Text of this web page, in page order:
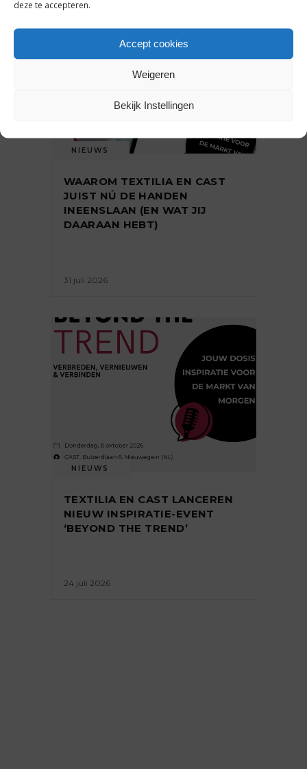
deze te accepteren.
Accept cookies
Weigeren
Bekijk Instellingen
NIEUWS
WAAROM TEXTILIA EN CAST
JUIST NÚ DE HANDEN
INEENSLAAN (EN WAT JIJ
DAARAAN HEBT)
31 juli 2026
NIEUWS
TEXTILIA EN CAST LANCEREN
NIEUW INSPIRATIE-EVENT
‘BEYOND THE TREND’
24 juli 2026